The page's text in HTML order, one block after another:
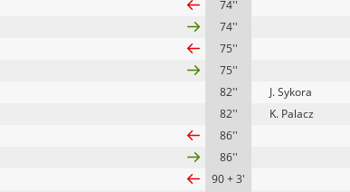
74''
74''
75''
75''
82''
J. Sykora
82''
K. Palacz
86''
86''
90 + 3'